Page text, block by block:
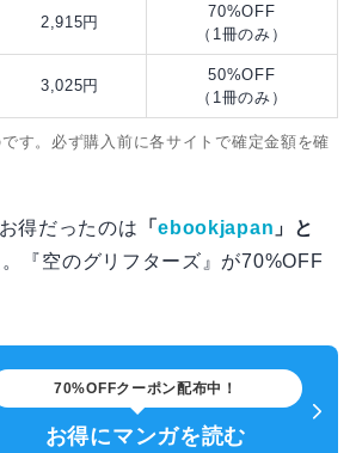
2,915円
70%OFF
（1冊のみ）
3,025円
50%OFF
（1冊のみ）
す。必ず購入前に各サイトで確定金額を確
得だったのは 「ebookjapan 」と
『空のグリフターズ』が70%OFF
70%OFFクーポン配布中！
お得にマンガを読む